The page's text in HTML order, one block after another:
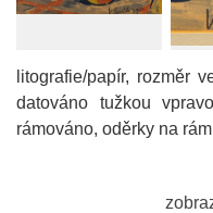
litografie/papír, rozměr
datováno tužkou
rámováno, oděrky na